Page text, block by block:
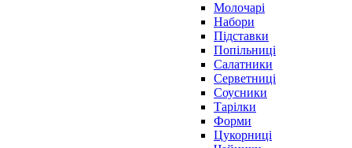
Молочарі
Набори
Підставки
Попільниці
Салатники
Серветниці
Соусники
Тарілки
Форми
Цукорниці